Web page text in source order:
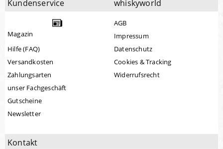
Kundenservice
Magazin
Hilfe (FAQ)
Versandkosten
Zahlungsarten
unser Fachgeschäft
Gutscheine
Newsletter
whiskyworld
AGB
Impressum
Datenschutz
Cookies & Tracking
Widerrufsrecht
Kontakt